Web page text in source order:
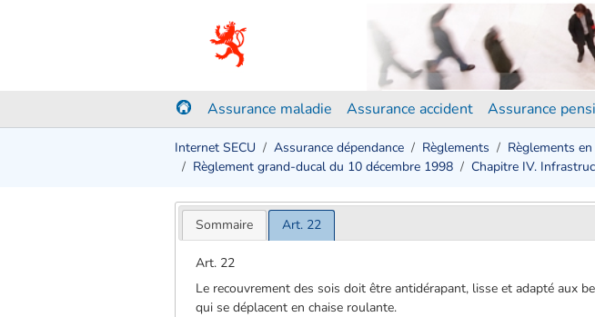
Assurance maladie Assurance accident Assurance
Internet SECU Assurance dépendance Règlements
Règlements
Règlement grand-ducal du 10 décembre 1998
Chapitre IV.
Sommaire Art. 22
Art. 22
Le recouvrement des sois doit être antidérapant, lisse et adapté aux
qui se déplacent en chaise roulante.